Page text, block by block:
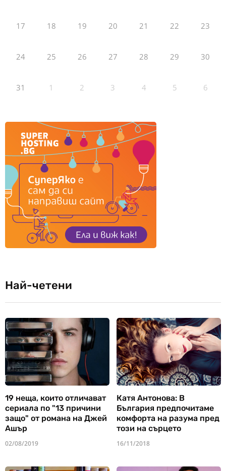
17 18 19 20 21 22 23
24 25 26 27 28 29 30
31 1 2 3 4 5 6
Най-четени
19 неща, които отличават
сериала по "13 причини
защо" от романа на Джей
Ашър
02/08/2019
Катя Антонова: В
България предпочитаме
комфорта на разума пред
този на сърцето
16/11/2018